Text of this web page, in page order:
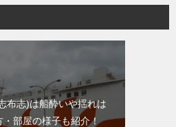
布志)は船酔いや揺れは
・部屋の様子も紹介！